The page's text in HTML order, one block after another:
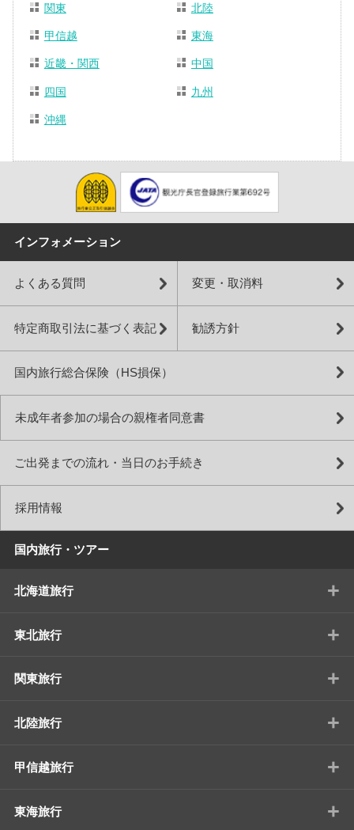
関東 北陸
甲信越 東海
近畿・関西 中国
四国 九州
沖縄
インフォメーション
よくある質問 変更・取消料
特定商取引法に基づく表記 勧誘方針
国内旅行総合保険（HS損保）
未成年者参加の場合の親権者同意書
ご出発までの流れ・当日のお手続き
採用情報
国内旅行・ツアー
北海道旅行 +
東北旅行 +
関東旅行 +
北陸旅行 +
甲信越旅行 +
東海旅行 +